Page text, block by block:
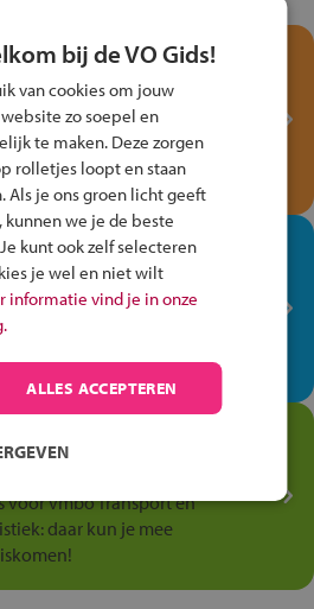
je kennis met het
Veilig
het Fiets Veilig Verkeersspel
een Cortina-fiets!
winkel ben je op je
via het vmbo jouw talent
de winkelvloer, waar elke dag
is!
en Logistiek
voor vmbo Transport en
daar kun je mee
bij de VO Gids!
van cookies om jouw
zo soepel en
te maken. Deze zorgen
rolletjes loopt en staan
Als je ons groen licht geeft
kunnen we je de beste
kunt ook zelf selecteren
je wel en niet wilt
informatie vind je in onze
ALLES ACCEPTEREN